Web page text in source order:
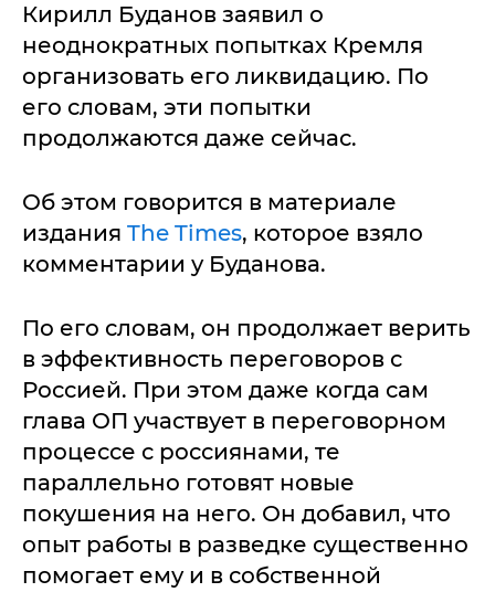
Кирилл Буданов заявил о
неоднократных попытках Кремля
организовать его ликвидацию. По
его словам, эти попытки
продолжаются даже сейчас.
Об этом говорится в материале
издания The Times, которое взяло
комментарии у Буданова.
По его словам, он продолжает верить
в эффективность переговоров с
Россией. При этом даже когда сам
глава ОП участвует в переговорном
процессе с россиянами, те
параллельно готовят новые
покушения на него. Он добавил, что
опыт работы в разведке существенно
помогает ему и в собственной